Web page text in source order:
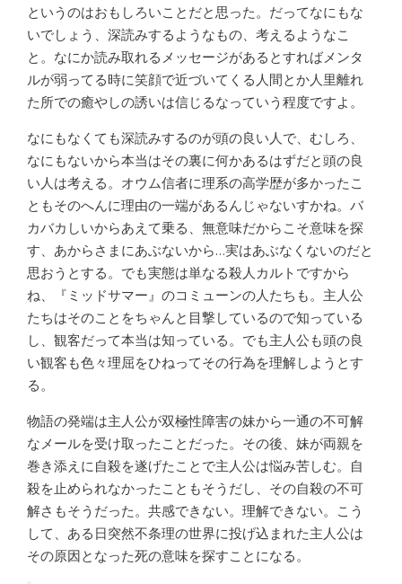
というのはおもしろいことだと思った。だってなにもな
いでしょう、深読みするようなもの、考えるようなこ
と。なにか読み取れるメッセージがあるとすればメンタ
ルが弱ってる時に笑顔で近づいてくる人間とか人里離れ
た所での癒やしの誘いは信じるなっていう程度ですよ。
なにもなくても深読みするのが頭の良い人で、むしろ、
なにもないから本当はその裏に何かあるはずだと頭の良
い人は考える。オウム信者に理系の高学歴が多かったこ
ともそのへんに理由の一端があるんじゃないすかね。バ
カバカしいからあえて乗る、無意味だからこそ意味を探
す、あからさまにあぶないから…実はあぶなくないのだと
思おうとする。でも実態は単なる殺人カルトですから
ね、『ミッドサマー』のコミューンの人たちも。主人公
たちはそのことをちゃんと目撃しているので知っている
し、観客だって本当は知っている。でも主人公も頭の良
い観客も色々理屈をひねってその行為を理解しようとす
る。
物語の発端は主人公が双極性障害の妹から一通の不可解
なメールを受け取ったことだった。その後、妹が両親を
巻き添えに自殺を遂げたことで主人公は悩み苦しむ。自
殺を止められなかったこともそうだし、その自殺の不可
解さもそうだった。共感できない。理解できない。こう
して、ある日突然不条理の世界に投げ込まれた主人公は
その原因となった死の意味を探すことになる。